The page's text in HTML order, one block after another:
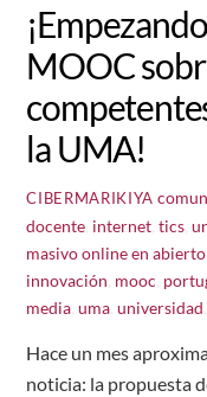
MOOC
la UMA!
CIBERMARIKIYA
docente internet ,tics ,
masivo online en abierto
innovación mooc
media ,uma ,universidad
Hace un mes
noticia: la propuesta